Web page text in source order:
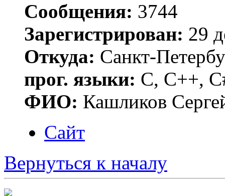
Сообщения: 3744
Зарегистрирован: 29
Откуда: Санкт-
прог. языки: C, C++,
ФИО: Кашликов
Сайт
Вернуться к началу